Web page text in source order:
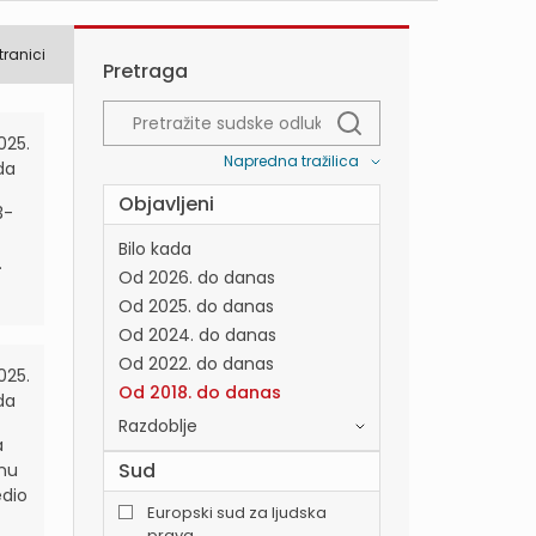
Pretraga
Napredna tražilica
Objavljeni
Bilo kada
Od 2026. do danas
Od 2025. do danas
Od 2024. do danas
Od 2022. do danas
Od 2018. do danas
Razdoblje
Sud
Europski sud za ljudska